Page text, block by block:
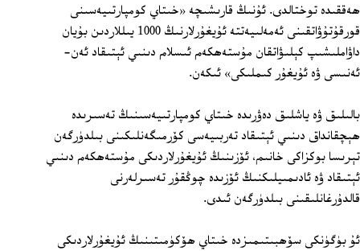
ھەققىدە توختالدى. ئۇنىڭ قارىشىچە «خىتاي كومپارتىيەسىنى
قورقۇتۇۋاتقىنى ئەمەلىيەتتە ئۇيغۇرلارنىڭ 1000 يىللاردىن بۇيان
داۋاملىشىپ كېلىۋاتقان مۇستەھكەم ئىسلام دىنىي ئېتىقاد ئەن-
ئەنىسى ۋە ئۇيغۇر كىملىكى» ئىكەن.
بالىلىق ۋە ياشلىق دەۋرىدە خىتاي كومپارتىيەسىنىڭ تەسىرىدە
ھېچقانداق دىنىي ئېتىقاد تەربىيەسى كۆرمىگەنلىكىنى بىلدۈرگەن
تېرىسا بوكزاكى خانىم، ئۆزىنىڭ ئۇيغۇرلاردىكى مۇستەھكەم دىنىي
ئېتىقاد ۋە ئادىمىيلىكنىڭ ئۆزىدە چوڭقۇر تەسىرلەرنى
قالدۇرغانلىقىنى بىلدۈرگەن ئىدى.
ئۇ بۈگۈنكى سۆھبىتىمىزدە خىتاي ھۆكۈمىتىنىڭ ئۇيغۇرلاردىكى